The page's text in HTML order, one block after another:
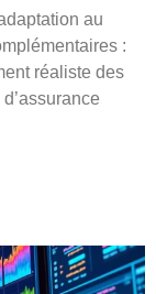
au
:
réaliste des